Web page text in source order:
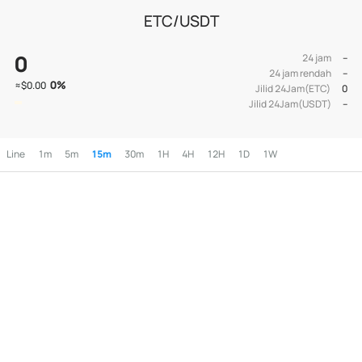
ETC/USDT
0
≈$0.00 0%
24 jam
--
24 jam rendah
--
Jilid 24Jam(ETC)
0
Jilid 24Jam(USDT)
--
Line 1m 5m 15m 30m 1H 4H 12H 1D 1W